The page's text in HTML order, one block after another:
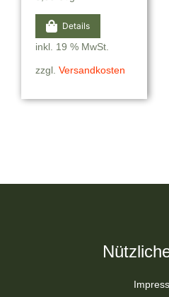
Details
inkl. 19 % MwSt.
zzgl. Versandkosten